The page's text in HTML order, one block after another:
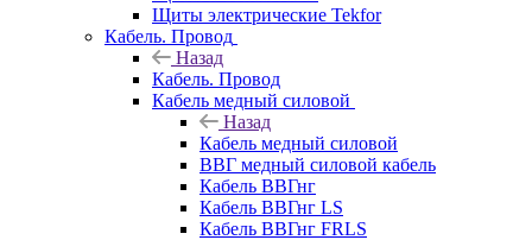
Щиты электрические Tekfor
Кабель. Провод
Назад
Кабель. Провод
Кабель медный силовой
Назад
Кабель медный силовой
ВВГ медный силовой кабель
Кабель ВВГнг
Кабель ВВГнг LS
Кабель ВВГнг FRLS